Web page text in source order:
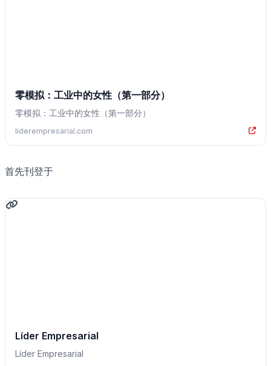
零模拟：工业中的女性（第一部分）
零模拟：工业中的女性（第一部分）
liderempresarial.com
首先刊登于
Líder Empresarial
Líder Empresarial